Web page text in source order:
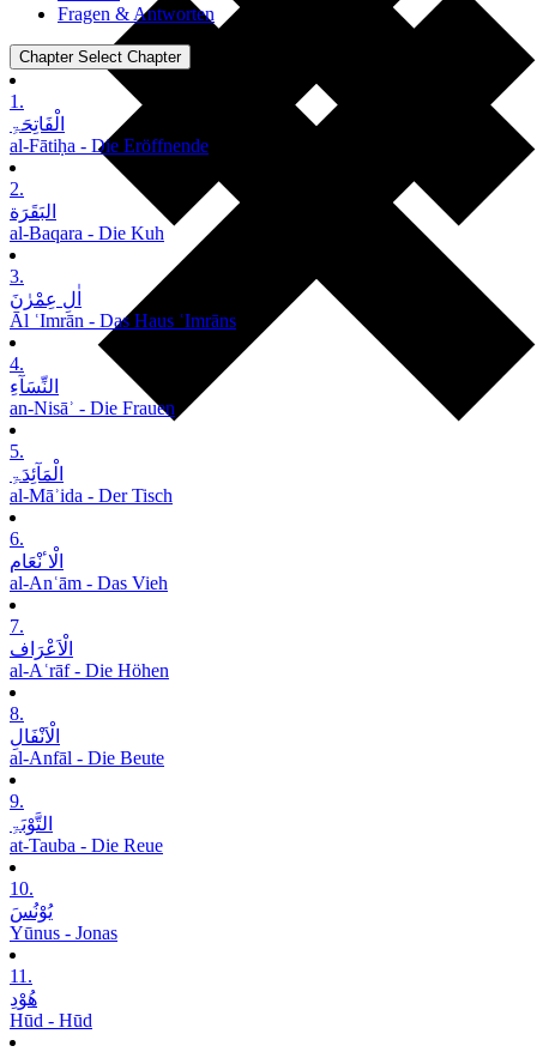
Fragen & Antworten
Chapter Select Chapter
1.
الْفَاتِحَۃِ
al-Fātiḥa - Die Eröffnende
2.
البَقَرَة
al-Baqara - Die Kuh
3.
اٰلِ عِمْرٰنَ
Āl ʿImrān - Das Haus ʿImrāns
4.
النِّسَآءِ
an-Nisāʾ - Die Frauen
5.
الْمَآئِدَۃِ
al-Māʾida - Der Tisch
6.
الْاٴنْعَام
al-Anʿām - Das Vieh
7.
الْاَعْرَاف
al-Aʿrāf - Die Höhen
8.
الْاَنْفَالِ
al-Anfāl - Die Beute
9.
التَّوْبَۃِ
at-Tauba - Die Reue
10.
یُوْنُسَ
Yūnus - Jonas
11.
ھُوْدِ
Hūd - Hūd